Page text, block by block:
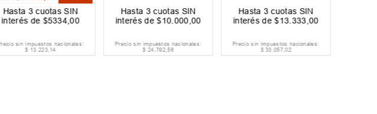
Hasta 3 cuotas SIN
interés de $5334 ,00
sin impuestos nacionales:
$ 13.223,14
Hasta3 cuotas SIN
interés de$10 000 ,00
Precio sin impuestos nacionales:
$ 24.792,56
Hasta3 cuotas SIN
interés de$13 .333 ,00
Precio sin impuestos nacionales:
$ 33.057,02